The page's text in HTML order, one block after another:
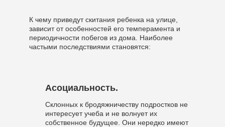
К чему приведут скитания ребенка на улице,
зависит от особенностей его темперамента и
периодичности побегов из дома. Наиболее
частыми последствиями становятся:
Асоциальность.
Склонных к бродяжничеству подростков не
интересует учеба и не волнует их
собственное будущее. Они нередко имеют